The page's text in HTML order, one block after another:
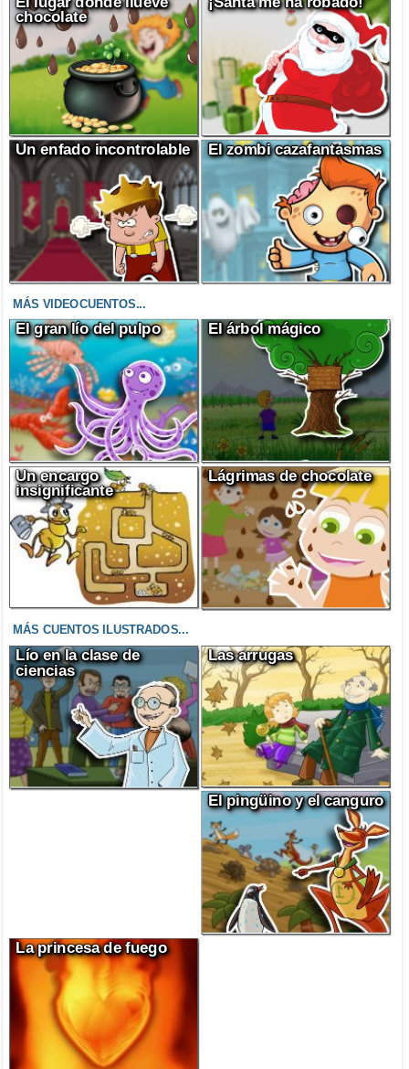
chocolate
Un enfado incontrolable El zombi cazafantasmas
MÁS VIDEOCUENTOS...
El gran lío del pulpo El árbol mágico
Un encargo
insignificante
Lágrimas de chocolate
MÁS CUENTOS ILUSTRADOS...
Lío en la clase de
ciencias
Las arrugas
El pingüino y el canguro
La princesa de fuego